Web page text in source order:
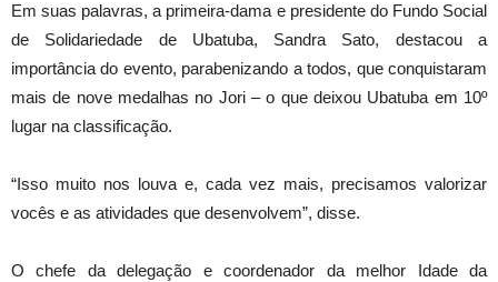
Em suas palavras, a primeira-dama e presidente do Fundo Social
de Solidariedade de Ubatuba, Sandra Sato, destacou a
importância do evento, parabenizando a todos, que conquistaram
mais de nove medalhas no Jori – o que deixou Ubatuba em 10º
lugar na classificação.
“Isso muito nos louva e, cada vez mais, precisamos valorizar
vocês e as atividades que desenvolvem”, disse.
O chefe da delegação e coordenador da melhor Idade da